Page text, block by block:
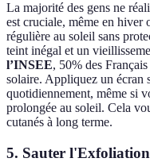
La majorité des gens ne
est cruciale, même en hiver
régulière au soleil sans
teint inégal et un
l’INSEE, 50% des
solaire. Appliquez un écran
quotidiennement, même si
prolongée au soleil. Cela
cutanés à long terme.
5. Sauter l'Exfoliation